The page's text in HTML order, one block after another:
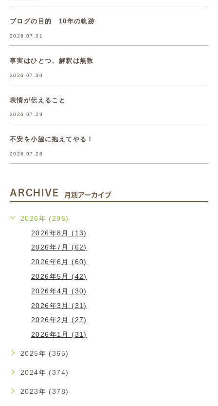
ブログの目的 10年の軌跡
2026.07.31
事実はひとつ、解釈は無数
2026.07.30
表情が伝えること
2026.07.29
不安を小脇に抱えてやる！
2026.07.28
ARCHIVE 月別アーカイブ
2026年 (296)
2026年8月 (13)
2026年7月 (62)
2026年6月 (60)
2026年5月 (42)
2026年4月 (30)
2026年3月 (31)
2026年2月 (27)
2026年1月 (31)
2025年 (365)
2024年 (374)
2023年 (378)